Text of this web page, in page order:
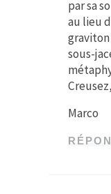
par sa
au lieu
sous-
Marco